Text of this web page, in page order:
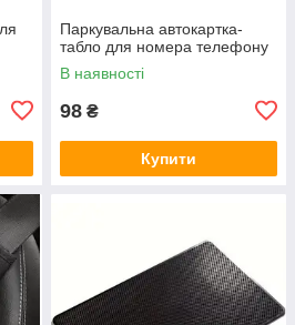
Паркувальна автокартка-
табло для номера телефону
В наявності
98 ₴
Купити